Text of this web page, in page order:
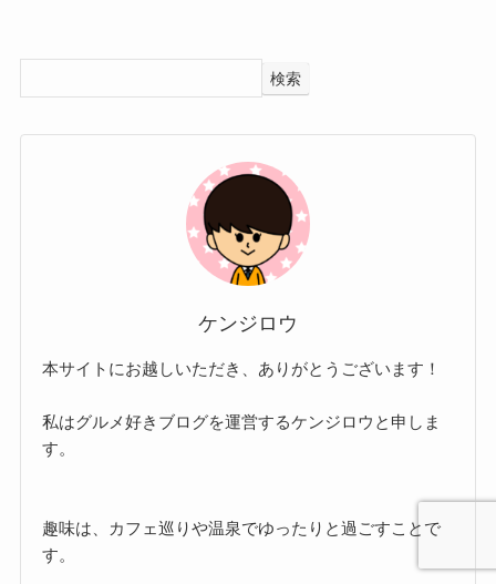
検索
ケンジロウ
本サイトにお越しいただき、ありがとうございます！
私はグルメ好きブログを運営するケンジロウと申しま
す。
趣味は、カフェ巡りや温泉でゆったりと過ごすことで
す。